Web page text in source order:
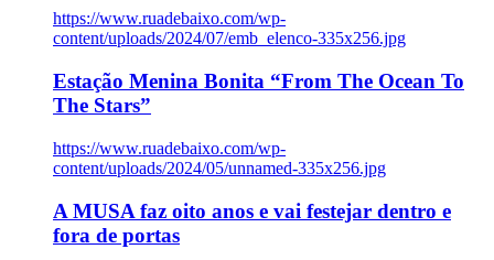
https://www.ruadebaixo.com/wp-
content/uploads/2024/07/emb_elenco-335x256.jpg
Estação Menina Bonita “From The Ocean To
The Stars”
https://www.ruadebaixo.com/wp-
content/uploads/2024/05/unnamed-335x256.jpg
A MUSA faz oito anos e vai festejar dentro e
fora de portas